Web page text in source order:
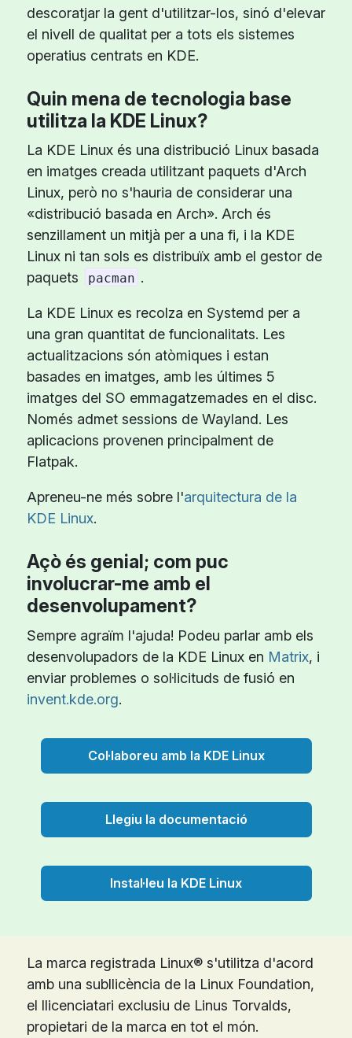
descoratjar la gent d'utilitzar-los, sinó d'elevar
el nivell de qualitat per a tots els sistemes
operatius centrats en KDE.
Quin mena de tecnologia base
utilitza la KDE Linux?
La KDE Linux és una distribució Linux basada
en imatges creada utilitzant paquets d'Arch
Linux, però no s'hauria de considerar una
«distribució basada en Arch». Arch és
senzillament un mitjà per a una fi, i la KDE
Linux ni tan sols es distribuïx amb el gestor de
paquets
pacman .
La KDE Linux es recolza en Systemd per a
una gran quantitat de funcionalitats. Les
actualitzacions són atòmiques i estan
basades en imatges, amb les últimes 5
imatges del SO emmagatzemades en el disc.
Només admet sessions de Wayland. Les
aplicacions provenen principalment de
Flatpak.
Apreneu-ne més sobre l'arquitectura de la
KDE Linux.
Açò és genial; com puc
involucrar-me amb el
desenvolupament?
Sempre agraïm l'ajuda! Podeu parlar amb els
desenvolupadors de la KDE Linux en Matrix, i
enviar problemes o sol·licituds de fusió en
invent.kde.org.
Col·laboreu amb la KDE Linux
Llegiu la documentació
Instal·leu la KDE Linux
La marca registrada Linux® s'utilitza d'acord
amb una subllicència de la Linux Foundation,
el llicenciatari exclusiu de Linus Torvalds,
propietari de la marca en tot el món.